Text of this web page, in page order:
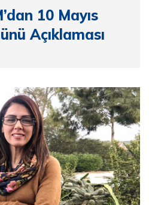
10 Mayıs
Açıklaması